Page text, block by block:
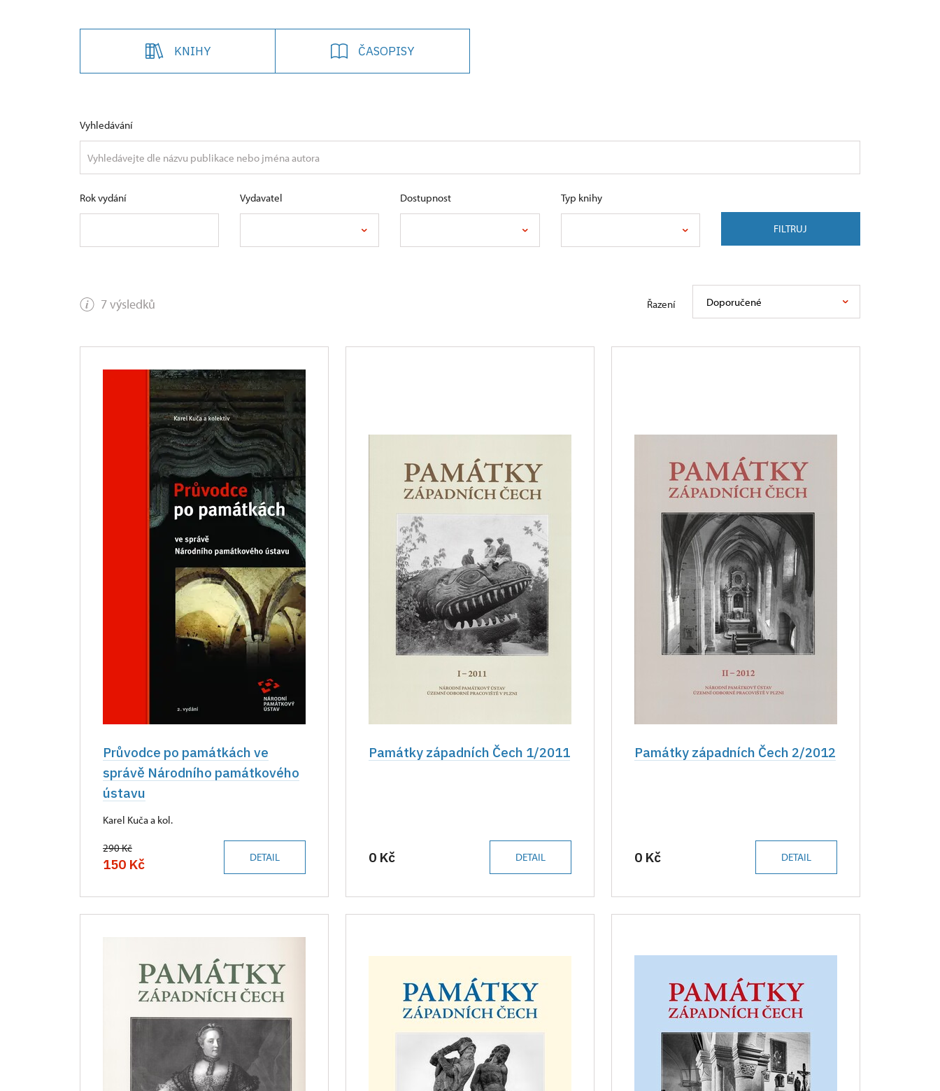
KNIHY ČASOPISY
Vyhledávání
Rok vydání Vydavatel Dostupnost Typ knihy
FILTRUJ
7 výsledků Řazení Doporučené
Průvodce po památkách ve
správě Národního památkového
ústavu
Karel Kuča a kol.
290 Kč
150 Kč DETAIL
Památky západních Čech 1/2011
0 Kč DETAIL
Památky západních Čech 2/2012
0 Kč DETAIL